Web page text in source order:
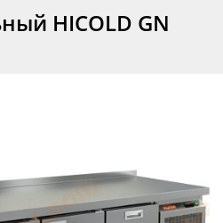
HICOLD GN